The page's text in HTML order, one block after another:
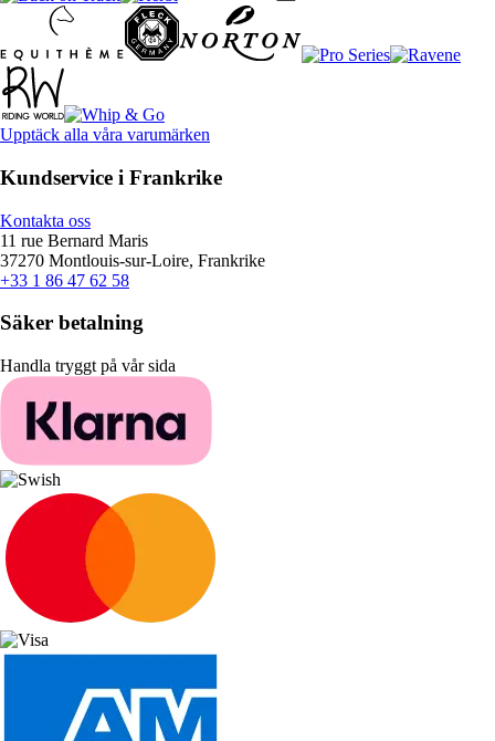
Upptäck alla våra varumärken
Kundservice i Frankrike
Kontakta oss
11 rue Bernard Maris
37270 Montlouis-sur-Loire, Frankrike
+33 1 86 47 62 58
Säker betalning
Handla tryggt på vår sida